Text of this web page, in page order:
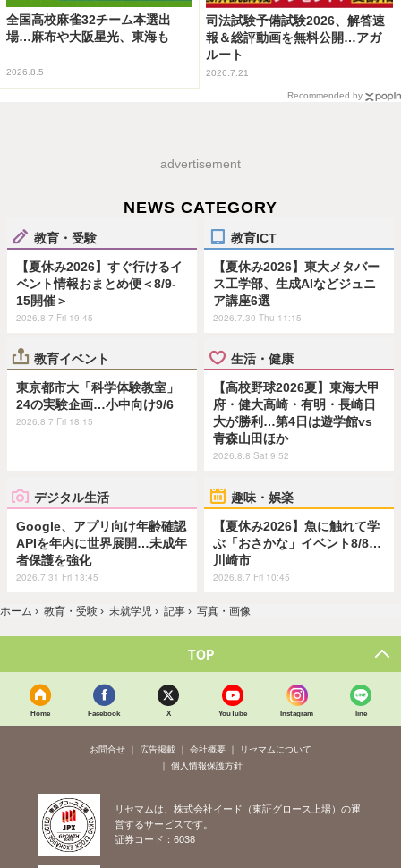
全国高校麻雀32チーム本選出
場…麻布や大阪星光、東海も
2026.8.5
司法試験予備試験2026、解答速
報＆総評動画を無料公開…アガ
ルート
2026.7.21
Recommended by
advertisement
NEWS CATEGORY
教育・受験
【夏休み2026】すぐ行けるイ
ベント情報おまとめ便＜8/9-
15開催＞
2026.8.7 Fri 19:45
教育ICT
【夏休み2026】東大メタバー
ス工学部、生成AIなどジュニ
ア講座6選
2026.7.30 Thu 11:15
教育イベント
東京都市大「科学体験教室」
24の実験企画…小中向け9/6
2026.8.7 Fri 18:15
生活・健康
【高校野球2026夏】東海大甲
府・健大高崎・有明・長崎日
大が勝利…第4日は遊学館vs
青森山田ほか
2026.8.8 Sat 9:52
デジタル生活
Google、アプリ向け年齢確認
APIを年内に世界展開…未成年
者保護を強化
2026.7.31 Fri 13:45
趣味・娯楽
【夏休み2026】魚に触れて学
ぶ「おさかな」イベント8/8…
川崎市
2026.8.7 Fri 10:45
ホーム › 教育・受験 › 未就学児 › 記事 › 写真・画像
TOP
Home Facebook X YouTube Instagram line
お問合せ 広告掲載 会社概要
リセマムについて
個人情報保護方針
リセマムは、株式会社イード（東証グロース上場）の運
営するサービスです。
証券コード：6038